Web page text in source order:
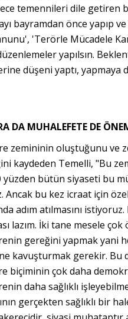
temennileri dile getiren
bayramdan önce yapıp
'Terörle Mücadele
yapılsın.
düşeni yaptı, yapmaya
DA MUHALEFETE DE
zemininin oluştuğunu ve
kaydeden Temelli, "Bu
yüzden bütün siyaseti bu
Ancak bu kez icraat için
adım atılmasını
lazım. İki tane mesele
gereğini yapmak yani
kavuşturmak gerekir. Bu
biçiminin çok daha
daha sağlıklı
gerçekten sağlıklı bir